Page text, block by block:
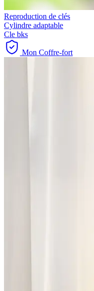
Reproduction de clés
Cylindre adaptable
Cle bks
Mon Coffre-fort